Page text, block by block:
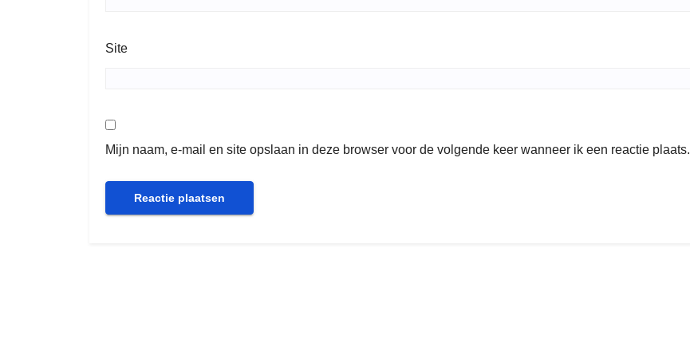
Site
Mijn naam, e-mail en site opslaan in deze browser voor de volgende keer wanneer ik een reactie plaats.